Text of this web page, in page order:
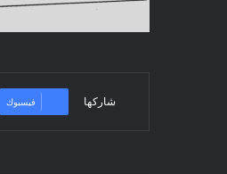
شاركها فيسبوك